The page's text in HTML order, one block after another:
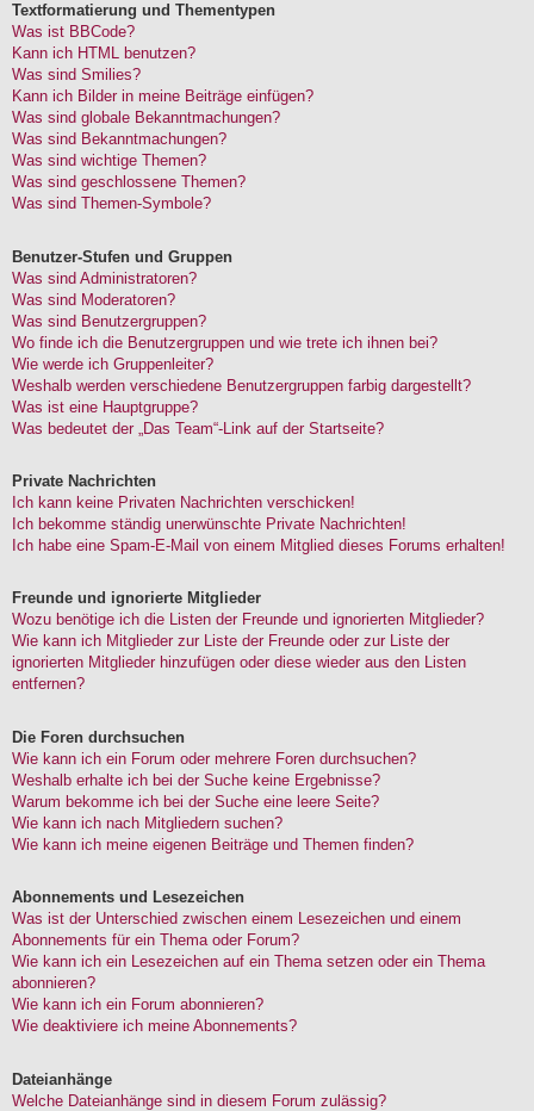
Textformatierung und Thementypen
Was ist BBCode?
Kann ich HTML benutzen?
Was sind Smilies?
Kann ich Bilder in meine Beiträge einfügen?
Was sind globale Bekanntmachungen?
Was sind Bekanntmachungen?
Was sind wichtige Themen?
Was sind geschlossene Themen?
Was sind Themen-Symbole?
Benutzer-Stufen und Gruppen
Was sind Administratoren?
Was sind Moderatoren?
Was sind Benutzergruppen?
Wo finde ich die Benutzergruppen und wie trete ich ihnen bei?
Wie werde ich Gruppenleiter?
Weshalb werden verschiedene Benutzergruppen farbig dargestellt?
Was ist eine Hauptgruppe?
Was bedeutet der „Das Team“-Link auf der Startseite?
Private Nachrichten
Ich kann keine Privaten Nachrichten verschicken!
Ich bekomme ständig unerwünschte Private Nachrichten!
Ich habe eine Spam-E-Mail von einem Mitglied dieses Forums erhalten!
Freunde und ignorierte Mitglieder
Wozu benötige ich die Listen der Freunde und ignorierten Mitglieder?
Wie kann ich Mitglieder zur Liste der Freunde oder zur Liste der
ignorierten Mitglieder hinzufügen oder diese wieder aus den Listen
entfernen?
Die Foren durchsuchen
Wie kann ich ein Forum oder mehrere Foren durchsuchen?
Weshalb erhalte ich bei der Suche keine Ergebnisse?
Warum bekomme ich bei der Suche eine leere Seite?
Wie kann ich nach Mitgliedern suchen?
Wie kann ich meine eigenen Beiträge und Themen finden?
Abonnements und Lesezeichen
Was ist der Unterschied zwischen einem Lesezeichen und einem
Abonnements für ein Thema oder Forum?
Wie kann ich ein Lesezeichen auf ein Thema setzen oder ein Thema
abonnieren?
Wie kann ich ein Forum abonnieren?
Wie deaktiviere ich meine Abonnements?
Dateianhänge
Welche Dateianhänge sind in diesem Forum zulässig?